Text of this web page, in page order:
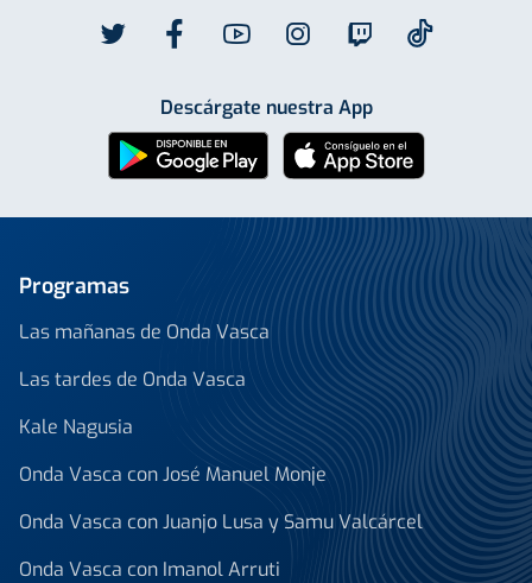
Descárgate nuestra App
Programas
Las mañanas de Onda Vasca
Las tardes de Onda Vasca
Kale Nagusia
Onda Vasca con José Manuel Monje
Onda Vasca con Juanjo Lusa y Samu Valcárcel
Onda Vasca con Imanol Arruti